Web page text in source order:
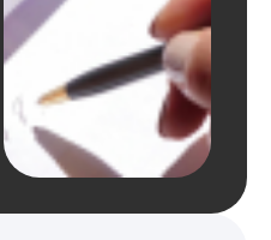
работу выполнили
оговоренные
сдачи,
оформили в
соответствии с
Взаимодействие с
клиентами
подробно